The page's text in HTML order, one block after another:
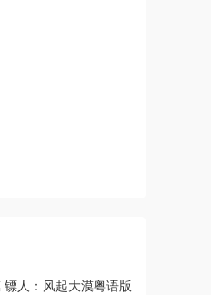
人：风起大漠粤语版